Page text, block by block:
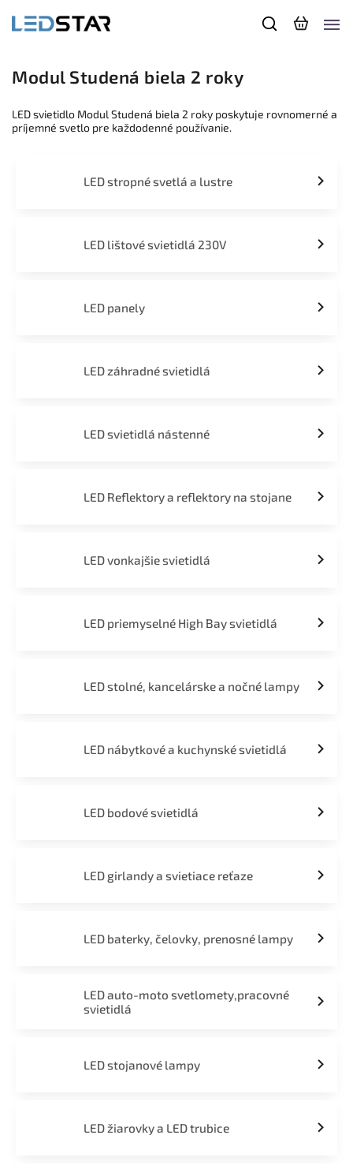
Modul Studená biela 2 roky
LED svietidlo Modul Studená biela 2 roky poskytuje rovnomerné a
príjemné svetlo pre každodenné používanie.
LED stropné svetlá a lustre
LED lištové svietidlá 230V
LED panely
LED záhradné svietidlá
LED svietidlá nástenné
LED Reflektory a reflektory na stojane
LED vonkajšie svietidlá
LED priemyselné High Bay svietidlá
LED stolné, kancelárske a nočné lampy
LED nábytkové a kuchynské svietidlá
LED bodové svietidlá
LED girlandy a svietiace reťaze
LED baterky, čelovky, prenosné lampy
LED auto-moto svetlomety,pracovné
svietidlá
LED stojanové lampy
LED žiarovky a LED trubice